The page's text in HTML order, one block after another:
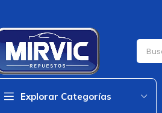
Explorar Categorías